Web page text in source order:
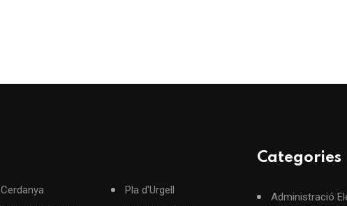
Cerdanya
Pla d'Urgell
Categories
Administració